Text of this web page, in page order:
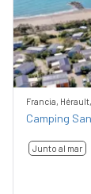
Previous
Francia,
Camping
Junto al mar